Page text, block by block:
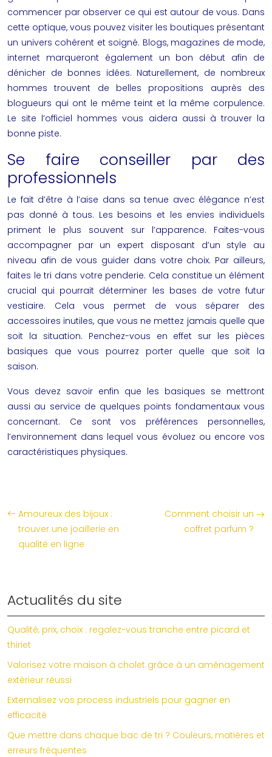
commencer par observer ce qui est autour de vous. Dans
cette optique, vous pouvez visiter les boutiques présentant
un univers cohérent et soigné. Blogs, magazines de mode,
internet marqueront également un bon début afin de
dénicher de bonnes idées. Naturellement, de nombreux
hommes trouvent de belles propositions auprès des
blogueurs qui ont le même teint et la même corpulence.
Le site l’officiel hommes vous aidera aussi à trouver la
bonne piste.
Se faire conseiller par des
professionnels
Le fait d’être à l’aise dans sa tenue avec élégance n’est
pas donné à tous. Les besoins et les envies individuels
priment le plus souvent sur l’apparence. Faites-vous
accompagner par un expert disposant d’un style au
niveau afin de vous guider dans votre choix. Par ailleurs,
faites le tri dans votre penderie. Cela constitue un élément
crucial qui pourrait déterminer les bases de votre futur
vestiaire. Cela vous permet de vous séparer des
accessoires inutiles, que vous ne mettez jamais quelle que
soit la situation. Penchez-vous en effet sur les pièces
basiques que vous pourrez porter quelle que soit la
saison.
Vous devez savoir enfin que les basiques se mettront
aussi au service de quelques points fondamentaux vous
concernant. Ce sont vos préférences personnelles,
l’environnement dans lequel vous évoluez ou encore vos
caractéristiques physiques.
Amoureux des bijoux :
trouver une joaillerie en
qualité en ligne
Comment choisir un
coffret parfum ?
Actualités du site
Qualité, prix, choix : regalez-vous tranche entre picard et
thiriet
Valorisez votre maison à cholet grâce à un aménagement
extérieur réussi
Externalisez vos process industriels pour gagner en
efficacité
Que mettre dans chaque bac de tri ? Couleurs, matières et
erreurs fréquentes